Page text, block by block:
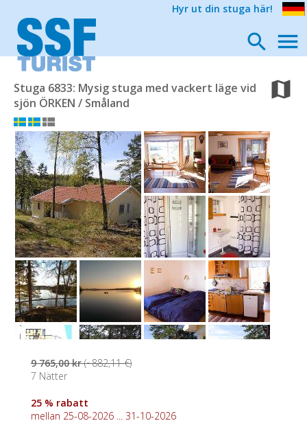
Hyr ut din stuga här!
Stuga 6833: Mysig stuga med vackert läge vid
sjön ÖRKEN / Småland
9 765,00 kr(~882,11 €)
7 Nätter
25 % rabatt
mellan 25-08-2026 ... 31-10-2026